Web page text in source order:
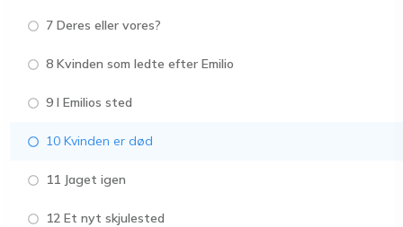
7 Deres eller vores?
8 Kvinden som ledte efter Emilio
9 I Emilios sted
10 Kvinden er død
11 Jaget igen
12 Et nyt skjulested